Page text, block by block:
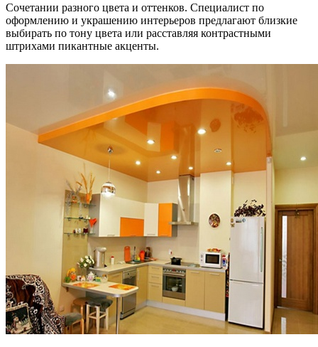
Сочетании разного цвета и оттенков. Специалист по
оформлению и украшению интерьеров предлагают близкие
выбирать по тону цвета или расставляя контрастными
штрихами пикантные акценты.